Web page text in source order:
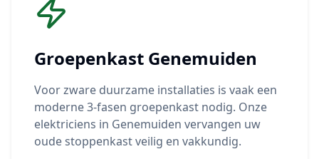
Groepenkast Genemuiden
Voor zware duurzame installaties is vaak een
moderne 3-fasen groepenkast nodig. Onze
elektriciens in Genemuiden vervangen uw
oude stoppenkast veilig en vakkundig.